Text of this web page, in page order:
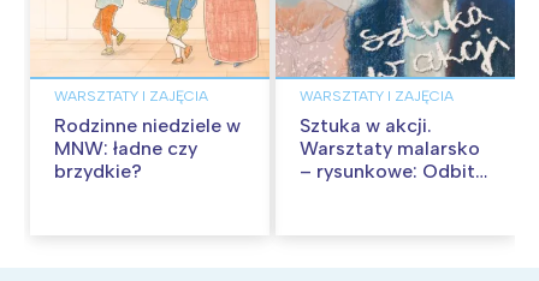
WARSZTATY I ZAJĘCIA
Rodzinne niedziele w
MNW: ładne czy
brzydkie?
WARSZTATY I ZAJĘCIA
Sztuka w akcji.
Warsztaty malarsko
– rysunkowe: Odbite